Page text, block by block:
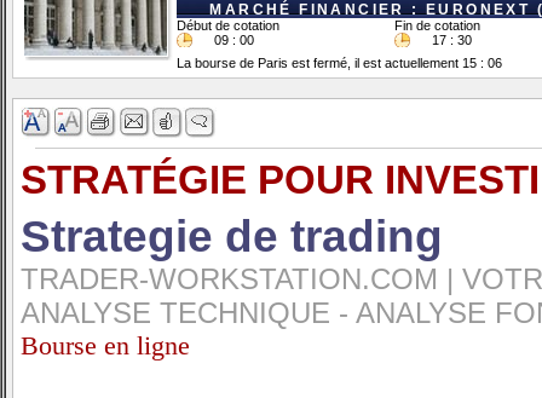
MARCHÉ FINANCIER : EURONEXT
Début de cotation
Fin de cotation
09 : 00
17 : 30
La bourse de Paris est fermé, il est actuellement 15 : 06
STRATÉGIE POUR
Strategie de trading
TRADER-WORKSTATION.COM |
ANALYSE TECHNIQUE - ANALYSE
Bourse en ligne